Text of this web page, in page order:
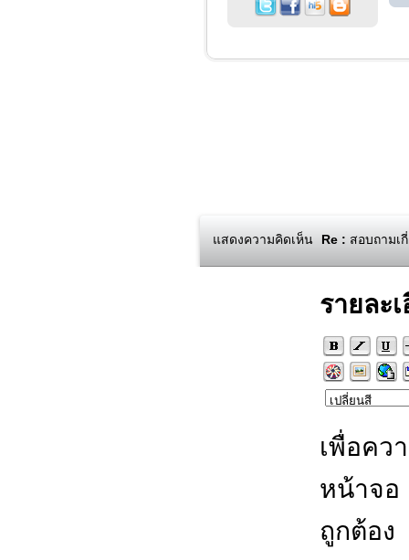
แสดงความคิดเห็น Re : สอบถามเ
รายละ
เพื่อคว
หน้าจอ
ถูกต้อง